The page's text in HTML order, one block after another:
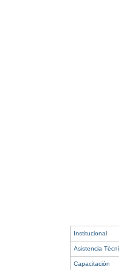
Institucional
Asistencia
Capacitación